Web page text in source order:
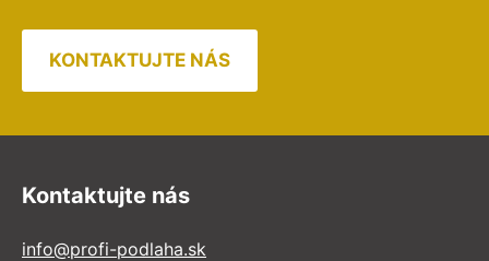
KONTAKTUJTE NÁS
Kontaktujte nás
info@profi-podlaha.sk